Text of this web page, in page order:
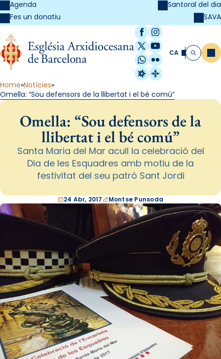
Agenda
Fes un donatiu
Santoral del dia
SAVA
Facebook
Instagram
X / Twitter
YouTube
WhatsApp
Flickr
Radio Estel
Catalunya
CA Cerca
Home Notícies
Omella: “Sou defensors de la llibertat i el bé comú”
Omella: “Sou defensors de la
llibertat i el bé comú”
Santa Maria del Mar acull la celebració del
Dia de les Esquadres amb motiu de la
festivitat del seu patró Sant Jordi
24 Abr, 2017 Montse Punsoda